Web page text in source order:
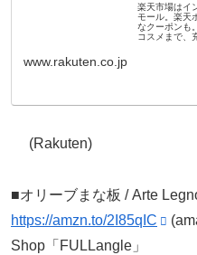
楽天市場はイ
モール。楽天
なクーポンも
コスメまで、
www.rakuten.co.jp
(Rakuten)
■オリーブまな板 / Arte
https://amzn.to/2I85qIC
Shop「FULLangle」